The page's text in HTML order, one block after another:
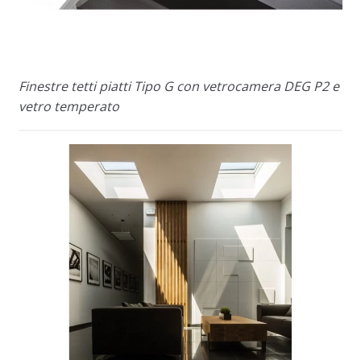
Finestre tetti piatti Tipo G con vetrocamera DEG P2 e
vetro temperato